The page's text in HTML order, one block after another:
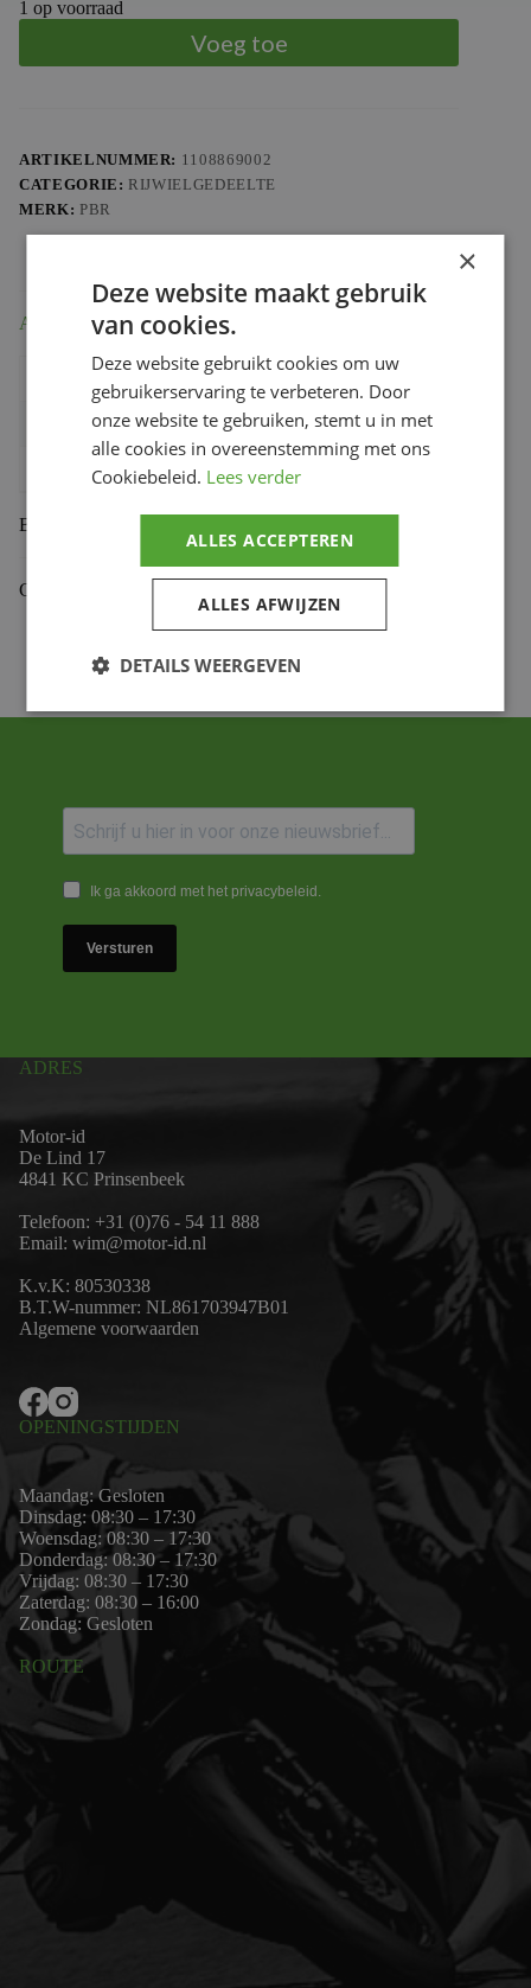
1 op voorraad
Voeg toe
ARTIKELNUMMER: 1108869002
CATEGORIE: RIJWIELGEDEELTE
MERK: PBR
Aanvullende informatie
0.181 kg
Bihr productcode 1108869002,2152.14.18NC
Productmerk
Beoordelingen (0)
Gekoppelde Motoren
Ik ga akkoord met het privacybeleid.
Versturen
ADRES
Motor-id
De Lind 17
4841 KC Prinsenbeek
Telefoon: +31 (0)76 - 54 11 888
Email: wim@motor-id.nl
K.v.K: 80530338
B.T.W-nummer: NL861703947B01
Algemene voorwaarden
OPENINGSTIJDEN
Maandag: Gesloten
Dinsdag: 08:30 – 17:30
Woensdag: 08:30 – 17:30
Donderdag: 08:30 – 17:30
Vrijdag: 08:30 – 17:30
Zaterdag: 08:30 – 16:00
Zondag: Gesloten
ROUTE
×
Deze website maakt gebruik
van cookies.
Deze website gebruikt cookies om uw
gebruikerservaring te verbeteren. Door
onze website te gebruiken, stemt u in met
alle cookies in overeenstemming met ons
Cookiebeleid. Lees verder
ALLES ACCEPTEREN
ALLES AFWIJZEN
DETAILS WEERGEVEN